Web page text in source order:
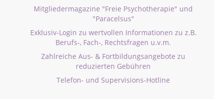
Mitgliedermagazine "Freie Psychotherapie" und
"Paracelsus"
Exklusiv-Login zu wertvollen Informationen zu z.B.
Berufs-, Fach-, Rechtsfragen u.v.m.
Zahlreiche Aus- & Fortbildungsangebote zu
reduzierten Gebühren
Telefon- und Supervisions-Hotline